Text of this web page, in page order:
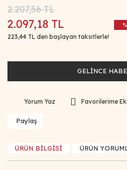
2.207,56 TL
2.097,18 TL
223,44 TL den başlayan taksitlerle!
GELİNCE
Yorum Yaz
Paylaş
ÜRÜN BİLGİSİ ÜRÜN